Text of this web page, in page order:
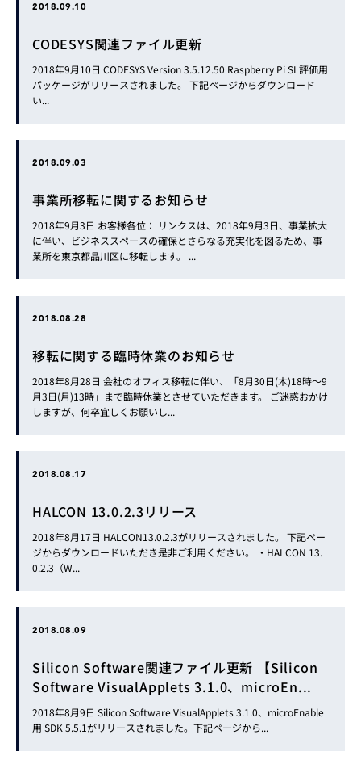
2018.09.10
CODESYS関連ファイル更新
2018年9月10日 CODESYS Version 3.5.12.50 Raspberry Pi SL評価用
パッケージがリリースされました。 下記ページからダウンロード
い...
2018.09.03
事業所移転に関するお知らせ
2018年9月3日 お客様各位： リンクスは、2018年9月3日、事業拡大
に伴い、ビジネススペースの確保とさらなる充実化を図るため、事
業所を東京都品川区に移転します。 ...
2018.08.28
移転に関する臨時休業のお知らせ
2018年8月28日 会社のオフィス移転に伴い、「8月30日(木)18時～9
月3日(月)13時」まで臨時休業とさせていただきます。 ご迷惑おかけ
しますが、何卒宜しくお願いし...
2018.08.17
HALCON 13.0.2.3リリース
2018年8月17日 HALCON13.0.2.3がリリースされました。 下記ペー
ジからダウンロードいただき是非ご利用ください。 ・HALCON 13.
0.2.3（W...
2018.08.09
Silicon Software関連ファイル更新 【Silicon
Software VisualApplets 3.1.0、microEn...
2018年8月9日 Silicon Software VisualApplets 3.1.0、microEnable
用 SDK 5.5.1がリリースされました。下記ページから...